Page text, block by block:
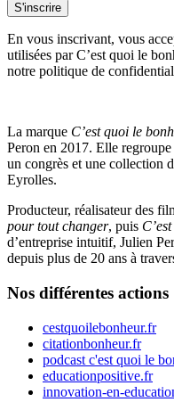
S'inscrire
En vous inscrivant, vous
utilisées par C’est quoi le
notre politique de
La marque C’est quoi le
Peron en 2017. Elle
un congrès et une collection
Eyrolles.
Producteur, réalisateur des
pour tout changer, puis
d’entreprise intuitif, Julien
depuis plus de 20 ans à
Nos différentes actions
cestquoilebonheur.fr
citationbonheur.fr
podcast c'est quoi le
educationpositive.fr
innovation-en-